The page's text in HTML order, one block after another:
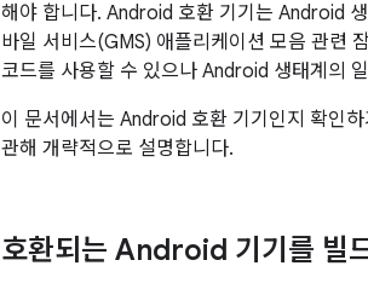
해야 합니다. Android 호환 기기는 Android
바일 서비스(GMS) 애플리케이션 모음 관련
코드를 사용할 수 있으나 Android 생태계의
이 문서에서는 Android 호환 기기인지 확인
관해 개략적으로 설명합니다.
호환되는 Android 기기를 빌